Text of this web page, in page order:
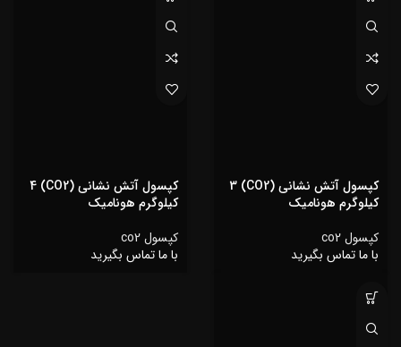
کپسول آتش نشانی (CO2) 3
کیلوگرم هونامیک
کپسول co2
با ما تماس بگیرید
کپسول آتش نشانی (CO2) 4
کیلوگرم هونامیک
کپسول co2
با ما تماس بگیرید